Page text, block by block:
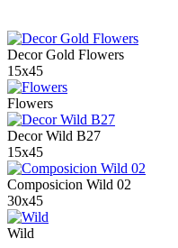
Decor Gold Flowers
15x45
Flowers
Decor Wild B27
15x45
Composicion Wild 02
30x45
Wild